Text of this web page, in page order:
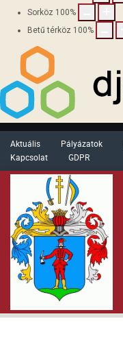
Sorköz 100%
Betű térköz 100%
Aktuális Pályázatok
Kapcsolat
GDPR